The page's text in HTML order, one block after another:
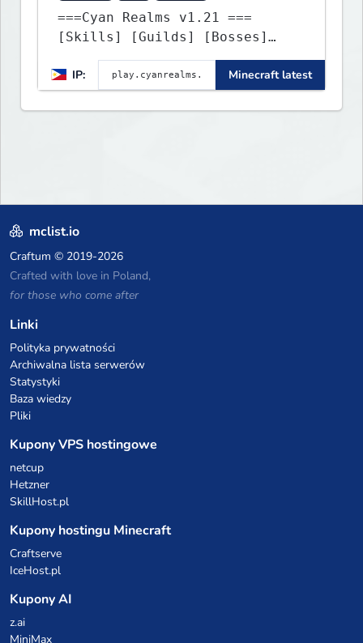
===Cyan Realms v1.21 ===
[Skills] [Guilds] [Bosses]
IP:
Minecraft latest
mclist.io
Craftum © 2019-2026
Crafted with love in Poland,
for those who come after
Linki
Polityka prywatności
Archiwalna lista serwerów
Statystyki
Baza wiedzy
Pliki
Kupony VPS hostingowe
netcup
Hetzner
SkillHost.pl
Kupony hostingu Minecraft
Craftserve
IceHost.pl
Kupony AI
z.ai
MiniMax